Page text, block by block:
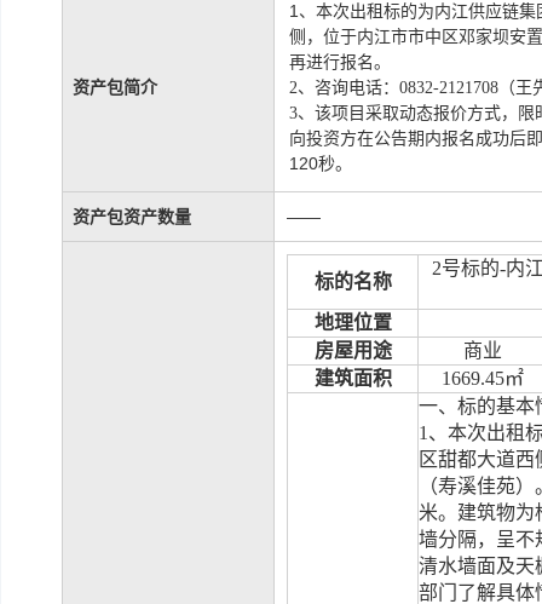
资产包简介
1 、本次出租标的为内江供应链
侧 ，位于内江市市中区邓家坝安
再进行报名。
2、咨询电话：0832-2121708（王
3、 该项目采取动态报价方式，
向投资方在公告期内报名成功后
120秒。
资产包资产数量 ——
标的名称
2号标的-内
地理位置
房屋用途
商业
建筑面积
1669.45㎡
一、标的基本
1 、本次出租
区甜都大道
（寿溪佳苑
米。建筑物为
墙分隔，呈不
清水墙面及天
部门了解具体